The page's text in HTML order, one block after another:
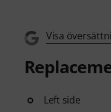
Visa
Left side